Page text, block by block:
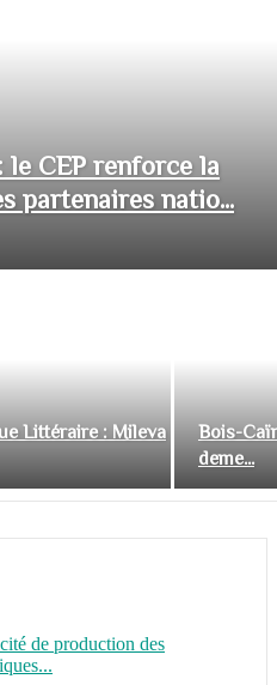
le CEP renforce la
partenaires natio...
Littéraire : Mileva
Bois-
deme...